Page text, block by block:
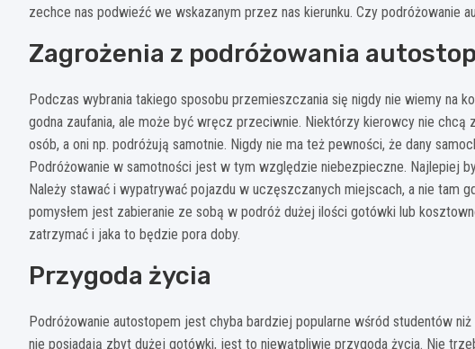
zechce nas podwieźć we wskazanym przez nas kierunku. Czy podróżowanie
Zagrożenia z podróżowania
Podczas wybrania takiego sposobu przemieszczania się nigdy nie wiemy na
godna zaufania, ale może być wręcz przeciwnie. Niektórzy kierowcy nie
osób, a oni np. podróżują samotnie. Nigdy nie ma też pewności, że dany
Podróżowanie w samotności jest w tym względzie niebezpieczne. Najlepiej
Należy stawać i wypatrywać pojazdu w uczęszczanych miejscach, a nie tam
pomysłem jest zabieranie ze sobą w podróż dużej ilości gotówki lub
zatrzymać i jaka to będzie pora doby.
Przygoda życia
Podróżowanie autostopem jest chyba bardziej popularne wśród studentów
nie posiadają zbyt dużej gotówki, jest to niewątpliwie przygoda życia. Nie